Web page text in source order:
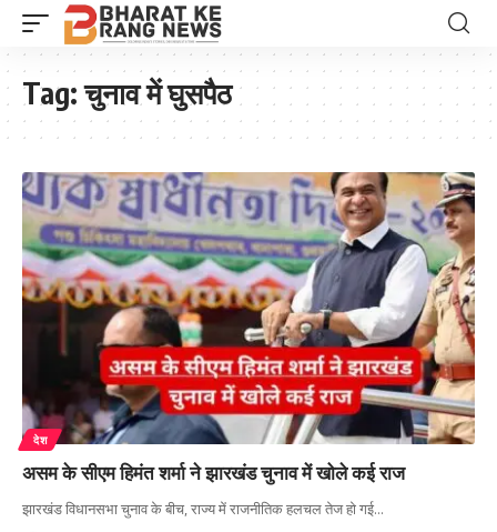
Tag:चुनाव में घुसपैठ
देश
असम के सीएम हिमंत शर्मा ने झारखंड चुनाव में खोले कई राज
झारखंड विधानसभा चुनाव के बीच, राज्य में राजनीतिक हलचल तेज हो गई…